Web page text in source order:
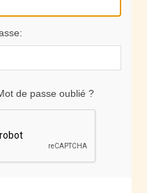
de passe oublié ?